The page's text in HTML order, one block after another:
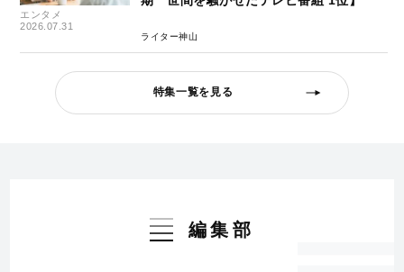
エンタメ
2026.07.31
ライター神山
特集一覧を見る
編集部